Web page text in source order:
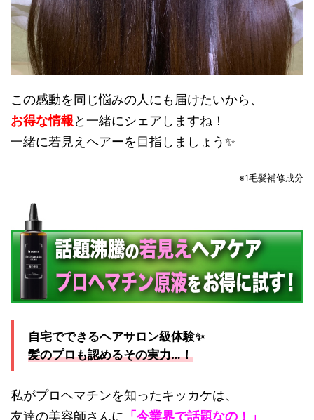
この感動を同じ悩みの人にも届けたいから、
お得な情報と一緒にシェアしますね！
一緒に若見えヘアーを目指しましょう✨
※1毛髪補修成分
自宅でできるヘアサロン級体験✨
髪のプロも認めるその実力…！
私がプロヘマチンを知ったキッカケは、
友達の美容師さんに 「今業界で話題なの！」